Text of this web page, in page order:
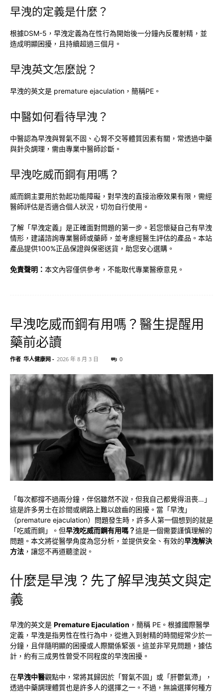
早洩的定義是什麼？
根據DSM-5，早洩定義為在性行為開始後一分鐘內反覆射精，並
造成明顯困擾，且持續超過三個月。
早洩英文怎麼說？
早洩的英文是 premature ejaculation，簡稱PE。
中醫如何看待早洩？
中醫認為早洩與腎氣不固、心腎不交等體質因素有關，常透過中藥
與針灸調理，需由專業中醫師診斷。
早洩吃威而鋼有用嗎？
威而鋼主要用於勃起功能障礙，對早洩的直接治療效果有限，需經
醫師評估是否適合個人狀況，切勿自行使用。
了解「早洩定義」是正確面對問題的第一步。若您懷疑自己有早洩
情形，建議諮詢專業醫師或藥師，並考慮經醫生評估的產品。本站
產品提供100%正品保證與保密送貨，助您安心選購。
免責聲明： 本文內容僅供參考，不能取代專業醫療意見。
早洩吃威而鋼有用嗎？醫生提醒用
藥前必讀
作者 华人健康网 - 2026 年 8 月 3 日 0
「每次都撐不過兩分鐘，伴侶雖然不說，但我自己都覺得沮喪…」
這是許多男士在診間或網路上難以啟齒的困擾。當「早洩」
（premature ejaculation）問題發生時，許多人第一個想到的就是
「吃威而鋼」。但早洩吃威而鋼有用嗎？這是一個需要謹慎理解的
問題。本文將從醫學角度為您分析，並提供安全、有效的早洩解決
方法 ，讓您不再道聽塗說。
什麼是早洩？先了解早洩英文與定
義
早洩的英文是 Premature Ejaculation ，簡稱 PE。根據國際醫學
定義，早洩是指男性在性行為中，從進入到射精的時間經常少於一
分鐘，且伴隨明顯的困擾或人際關係緊張。這並非罕見問題，據估
計，約有三成男性曾受不同程度的早洩困擾。
在早洩中醫觀點中，常將其歸因於「腎氣不固」或「肝鬱氣滯」，
透過中藥調理體質也是許多人的選擇之一。不過，無論選擇何種方